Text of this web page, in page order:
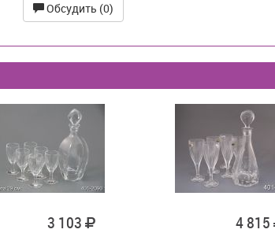
Обсудить (0)
3 103 4 815